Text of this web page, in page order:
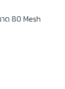
ด 80 Mesh